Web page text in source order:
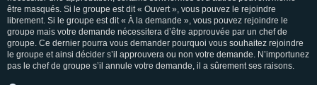
être masqués. Si le groupe est dit « Ouvert », vous pouvez le rejoindre
librement. Si le groupe est dit « À la demande », vous pouvez rejoindre le
groupe mais votre demande nécessitera d’être approuvée par un chef de
groupe. Ce dernier pourra vous demander pourquoi vous souhaitez rejoindre
le groupe et ainsi décider s’il approuvera ou non votre demande. N’importunez
pas le chef de groupe s’il annule votre demande, il a sûrement ses raisons.